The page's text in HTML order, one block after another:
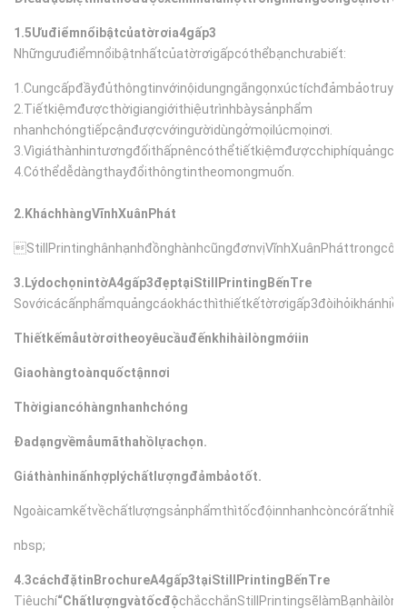
1.5Ưuđiểmnổibậtcủatờrơia4gấp3
Nhữngưuđiểmnổibậtnhấtcủatờrơigấpcóthểbạnchưabiết:
2.Tiếtkiệmđượcthờigiangiớithiệutrìnhbàysảnphẩm
nhanhchóngtiếpcậnđượcvớingườidùngởmọilúcmọinơi.
4.Cóthểdễdàngthayđổithôngtintheomongmuốn.
2.KháchhàngVĩnhXuânPhát
3.LýdochọnintờA4gấp3đẹptạiStillPrintingBếnTre
Sovớicácấnphẩmquảngcáokhácthì
Thiếtkếmẫutờrơitheoyêucầuđếnkhihàilòngmớiin
Giaohàngtoànquốctậnnơi
Thờigiancóhàngnhanhchóng
Đadạngvềmẫumãthahồlựachọn.
Giáthànhinấnhợplýchấtlượngđảmbảotốt.
nbsp;
4.3cáchđặtinBrochureA4gấp3tạiStillPrintingBếnTre
Tiêuchí“Chấtlượngvàtốcđộ